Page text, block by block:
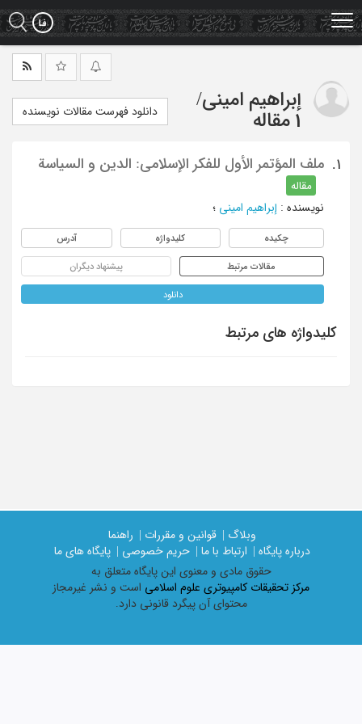
Skip
to
main
إبراهیم امینی/
1 مقاله
دانلود فهرست مقالات نویسنده
1. ملف المؤتمر الأول للفکر الإسلامی: الدین و السیاسة
مقاله
نویسنده : إبراهیم امینی ؛
چکیده کلیدواژه آدرس
مقالات مرتبط پیشنهاد دیگران
دانلود
کلیدواژه های مرتبط
وبلاگ | قوانین و مقررات |
راهنما
درباره پایگاه |
ارتباط با ما | حریم خصوصی |
پایگاه های ما
حقوق مادی و معنوی اين پايگاه متعلق به
مرکز تحقیقات کامپیوتری علوم اسلامی است و نشر غیرمجاز
محتوای آن پیگرد قانونی دارد.